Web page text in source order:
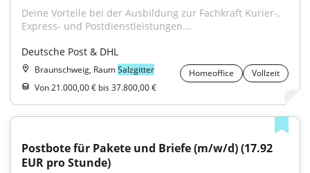
Deine Vorteile bei der Ausbildung zur Fachkraft Kurier-,
Express- und Postdienstleistungen...
Deutsche Post & DHL
Braunschweig, RaumSalzgitter Homeoffice
Vollzeit
Von 21.000,00 € bis 37.800,00 €
Postbote für Pakete und Briefe (m/w/d) (17.92
EUR pro Stunde)